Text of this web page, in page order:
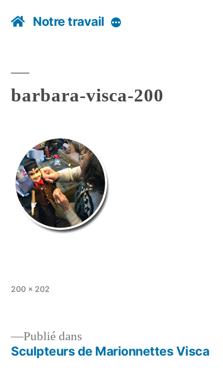
Notre travail Plus
barbara-visca-200
Taille
200 × 202
Navigation
Publié dans
Sculpteurs de Marionnettes Visca